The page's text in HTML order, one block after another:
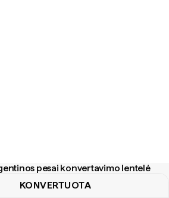
pesai konvertavimo lentelė
KONVERTUOTA